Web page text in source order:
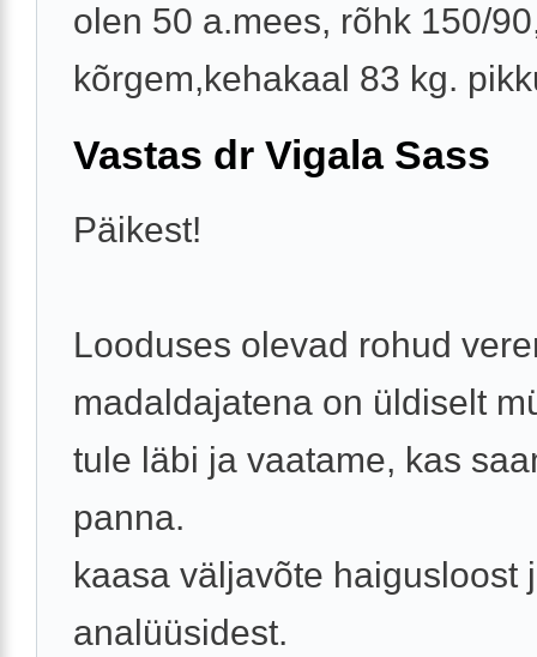
olen 50 a.mees, rõhk 150/
kõrgem,kehakaal 83 kg.
Vastas dr Vigala Sass
Päikest!
Looduses olevad rohud
madaldajatena on üldiselt
tule läbi ja vaatame, kas
panna.
kaasa väljavõte haigusloost
analüüsidest.